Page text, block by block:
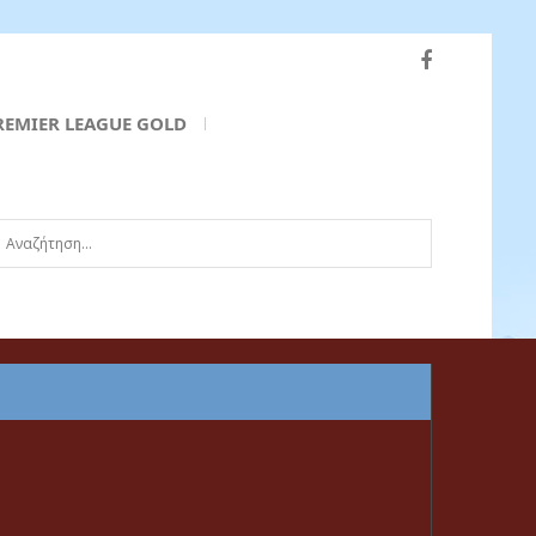
LEAGUE GOLD